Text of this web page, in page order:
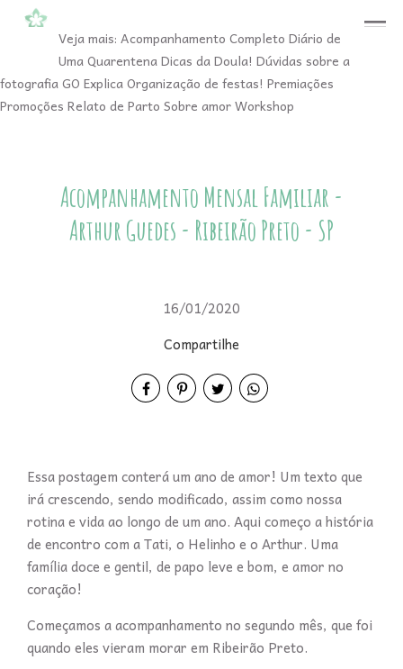
menu
Veja mais: Acompanhamento Completo Diário de
Uma QuarentenaDicas da Doula! Dúvidas sobre a
fotografiaGO ExplicaOrganização de festas! Premiações
Promoções Relato de Parto Sobre amorWorkshop
Acompanhamento Mensal Familiar -
Arthur Guedes - Ribeirão Preto - SP
16/01/2020
Compartilhe
Essa postagem conterá um ano de amor! Um texto que
irá crescendo, sendo modificado, assim como nossa
rotina e vida ao longo de um ano. Aqui começo a história
de encontro com a Tati, o Helinho e o Arthur. Uma
família doce e gentil, de papo leve e bom, e amor no
coração!
Começamos a acompanhamento no segundo mês, que foi
quando eles vieram morar em Ribeirão Preto.